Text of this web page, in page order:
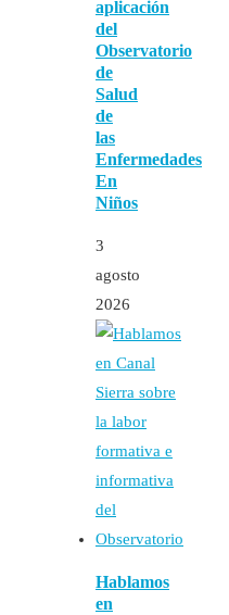
aplicación
del
Observatorio
de
Salud
de
las
Enfermedades
En
Niños
3
agosto
2026
Hablamos
en